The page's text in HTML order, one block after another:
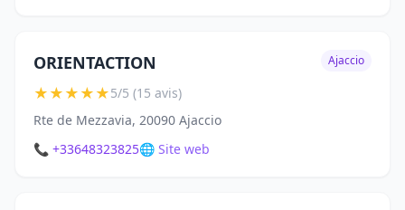
ORIENTACTION Ajaccio
★★★★★5/5 (15 avis)
Rte de Mezzavia, 20090 Ajaccio
📞 +33648323825🌐 Site web